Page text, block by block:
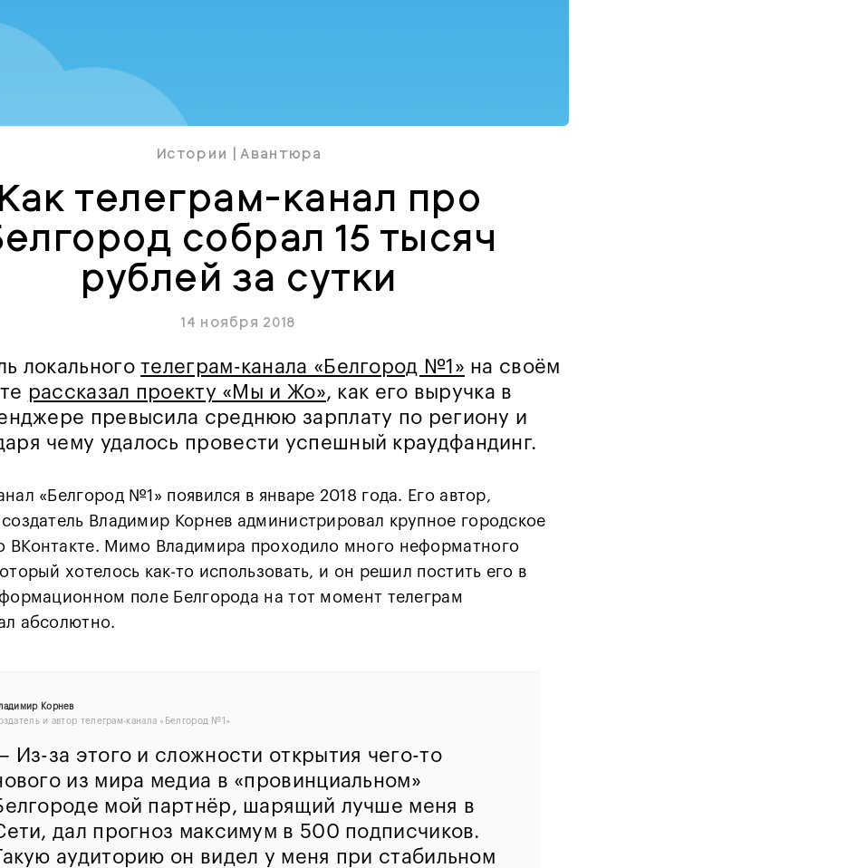
Истории |Авантюра
Как телеграм-канал про
собрал 15 тысяч
рублей за сутки
14 ноября 2018
локальноготелеграм-канала «Белгород №1» на своём
рассказал проекту «Мы и Жо», как его выручка в
превысила среднюю зарплату по региону и
чему удалось провести успешный краудфандинг.
«Белгород №1» появился в январе 2018 года. Его автор,
Владимир Корнев администрировал крупное городское
ВКонтакте. Мимо Владимира проходило много неформатного
хотелось как-то использовать, и он решил постить его в
поле Белгорода на тот момент телеграм
абсолютно.
Корнев
и автор телеграм-канала «Белгород №1»
Из-за этого и сложности открытия чего-то
из мира медиа в «провинциальном»
мой партнёр, шарящий лучше меня в
дал прогноз максимум в 500 подписчиков.
аудиторию он видел у меня при стабильном